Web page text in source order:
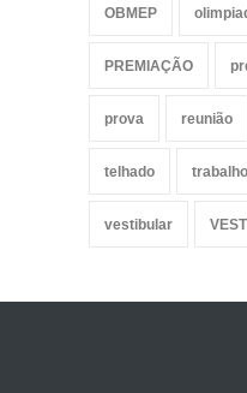
OBMEP
PREMIAÇÃO
prova reunião
telhado trabalho
vestibular